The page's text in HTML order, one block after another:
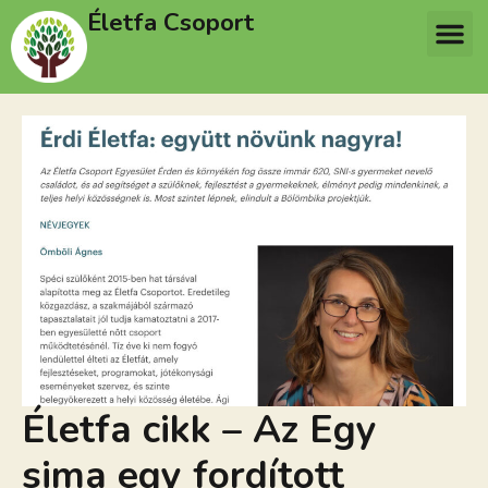
Életfa Csoport
Életfa cikk – Az Egy
sima egy fordított